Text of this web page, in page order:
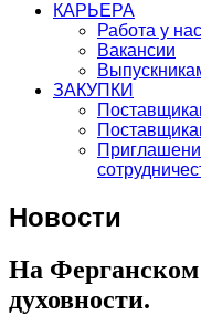
КАРЬЕРА
Работа у нас
Вакансии
ЗАКУПКИ
Новости
На
духовности.